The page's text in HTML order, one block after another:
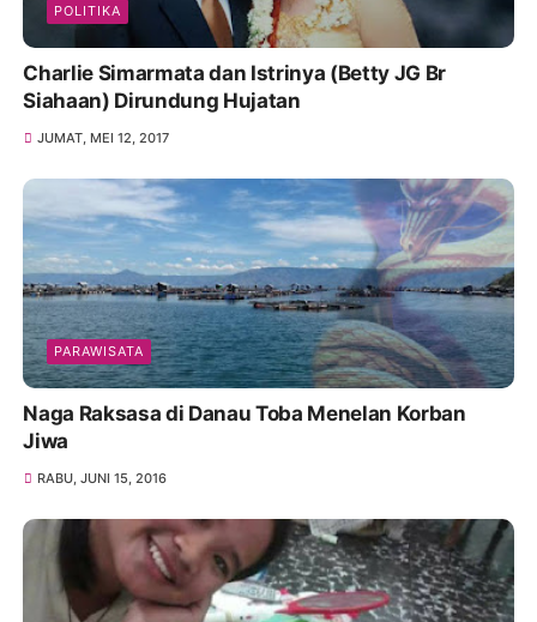
POLITIKA
Charlie Simarmata dan Istrinya (Betty JG Br
Siahaan) Dirundung Hujatan
JUMAT, MEI 12, 2017
PARAWISATA
Naga Raksasa di Danau Toba Menelan Korban
Jiwa
RABU, JUNI 15, 2016